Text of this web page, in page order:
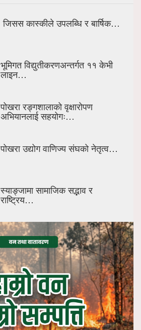
जिसस कास्कीले उपलब्धि र बार्षिक…
भूमिगत विद्युतीकरणअन्तर्गत ११ केभी
लाइन…
पोखरा रङ्गशालाको वृक्षारोपण
अभियानलाई सहयोगः…
पोखरा उद्योग वाणिज्य संघको नेतृत्व…
स्याङ्जामा सामाजिक सद्भाव र
राष्ट्रिय…